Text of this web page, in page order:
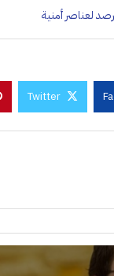
لعناصر أمنية
Twitter